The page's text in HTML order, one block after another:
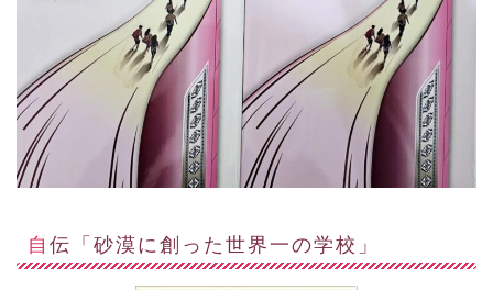
自伝「砂漠に創った世界一の学校」